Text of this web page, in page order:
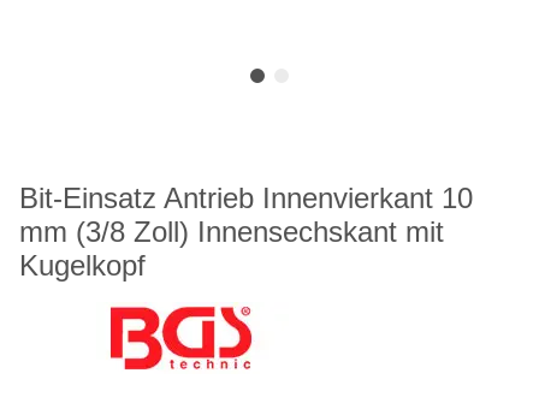
Bit-Einsatz Antrieb Innenvierkant 10
mm (3/8 Zoll) Innensechskant mit
Kugelkopf